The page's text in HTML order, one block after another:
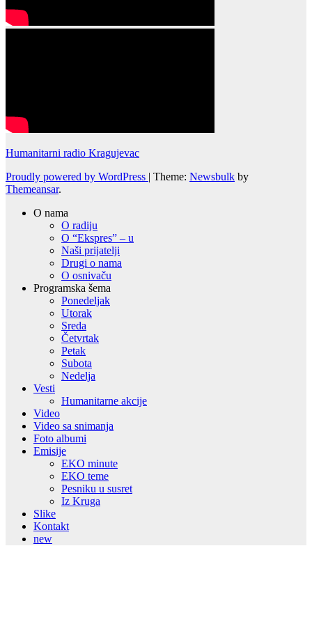
Humanitarni radio Kragujevac
Proudly powered by WordPress | Theme: Newsbulk by
Themeansar.
O nama
O radiju
O “Ekspres” – u
Naši prijatelji
Drugi o nama
O osnivaču
Programska šema
Ponedeljak
Utorak
Sreda
Četvrtak
Petak
Subota
Nedelja
Vesti
Humanitarne akcije
Video
Video sa snimanja
Foto albumi
Emisije
EKO minute
EKO teme
Pesniku u susret
Iz Kruga
Slike
Kontakt
new